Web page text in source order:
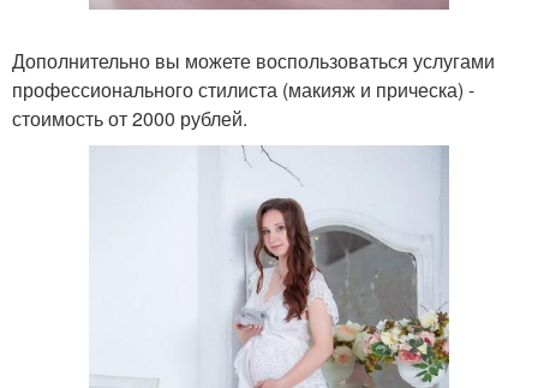
Дополнительно вы можете воспользоваться услугами
профессионального стилиста (макияж и прическа) -
стоимость от 2000 рублей.